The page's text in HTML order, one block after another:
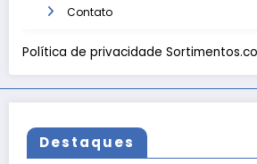
Contato
Política de privacidade
Destaques